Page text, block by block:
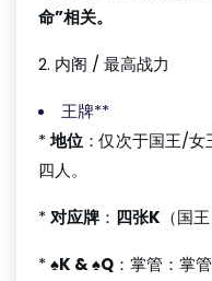
命”相关。
2. 内阁 / 最高战力
王牌**
*地位 ：仅次于国王/
四人。
*对应牌 ： 四张K （国
*♠K & ♠Q ：掌管：掌